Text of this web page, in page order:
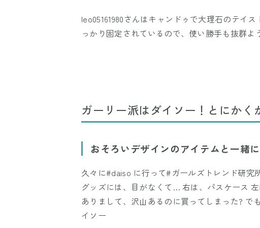
leo05161980さんはキャンドゥで大理石のテイ
っかり固定されているので、使い勝手も抜群よ
ガーリー派はダイソー！とにかく
おそろいデザインのアイテムと一緒
久々に#daiso に行って#ガールズトレンド研究
グッズには、目がなくて… 右は、パスケース
ありまして、沢山あるのに買ってしまった? で
イソー